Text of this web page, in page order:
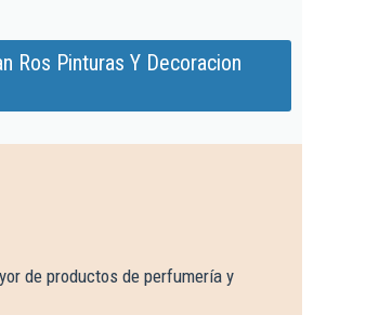
Ros Pinturas Y Decoracion
de productos de perfumería y